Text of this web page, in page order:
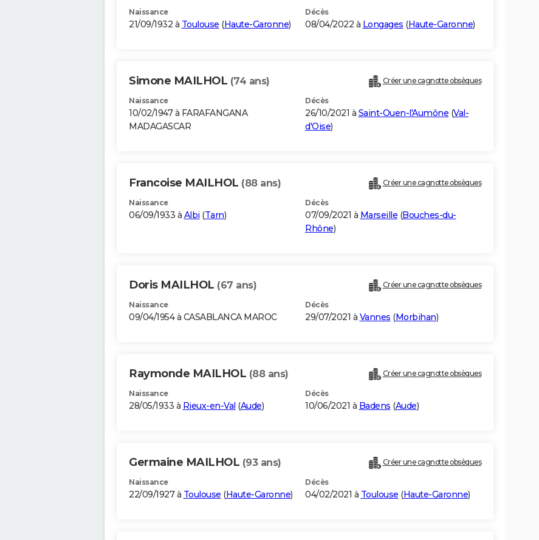
Naissance
21/09/1932 à Toulouse (Haute-Garonne)
Décès
08/04/2022 à Longages (Haute-Garonne)
Simone MAILHOL (74 ans) Créer une cagnotte obsèques
Naissance
10/02/1947 à FARAFANGANA
MADAGASCAR
Décès
26/10/2021 à Saint-Ouen-l'Aumône (Val-
d'Oise)
Francoise MAILHOL (88 ans) Créer une cagnotte obsèques
Naissance
06/09/1933 à Albi (Tarn)
Décès
07/09/2021 à Marseille (Bouches-du-
Rhône)
Doris MAILHOL (67 ans) Créer une cagnotte obsèques
Naissance
09/04/1954 à CASABLANCA MAROC
Décès
29/07/2021 à Vannes (Morbihan)
Raymonde MAILHOL (88 ans) Créer une cagnotte obsèques
Naissance
28/05/1933 à Rieux-en-Val (Aude)
Décès
10/06/2021 à Badens (Aude)
Germaine MAILHOL (93 ans) Créer une cagnotte obsèques
Naissance
22/09/1927 à Toulouse (Haute-Garonne)
Décès
04/02/2021 à Toulouse (Haute-Garonne)